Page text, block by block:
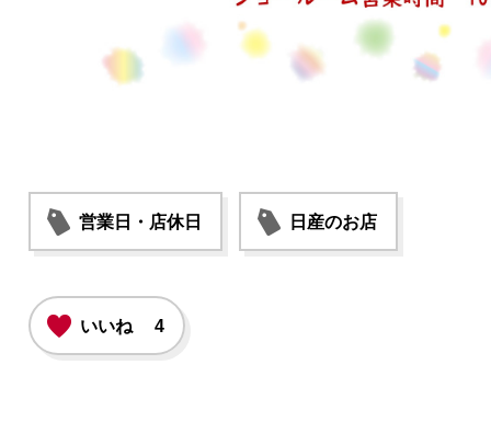
営業日・店休日 日産のお店
いいね 4